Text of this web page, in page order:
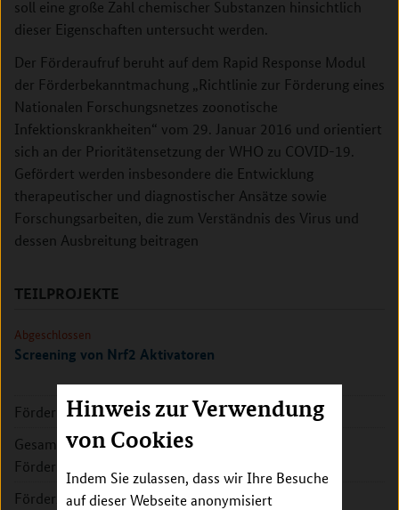
Hinweis zur Verwendung
von Cookies
Indem Sie zulassen, dass wir Ihre Besuche
auf dieser Webseite anonymisiert
soll eine große Zahl chemischer Substanzen hinsichtlich
dieser Eigenschaften untersucht werden.
Der Förderaufruf beruht auf dem Rapid Response Modul
der Förderbekanntmachung „Richtlinie zur Förderung eines
Nationalen Forschungsnetzes zoonotische
Infektionskrankheiten“ vom 29. Januar 2016 und orientiert
sich an der Prioritätensetzung der WHO zu COVID-19.
Gefördert werden insbesondere die Entwicklung
therapeutischer und diagnostischer Ansätze sowie
Forschungsarbeiten, die zum Verständnis des Virus und
dessen Ausbreitung beitragen
TEILPROJEKTE
Abgeschlossen
Screening von Nrf2 Aktivatoren
Förderkennzeichen:
01KI20143A
Gesamte
Fördersumme:
150.625 EUR
Förderzeitraum:
2020 - 2021